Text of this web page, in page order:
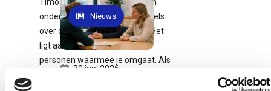
onderzoeker, heeft meer twijfels
over de stelling. Van der Pol: “Het
ligt aan je omgeving, met de
personen waarmee je omgaat. Als
30 juni 2026
Nieuws